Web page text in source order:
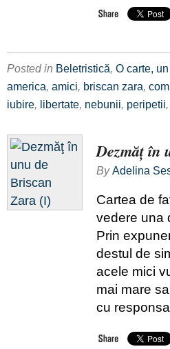
Posted in Beletristică, O carte,
america, amici, briscan zara,
iubire, libertate, nebunii, peripetii,
Dezmăţ în
ByAdelina
Cartea de
vedere una
Prin
destul de
acele mici
mai mare
cu